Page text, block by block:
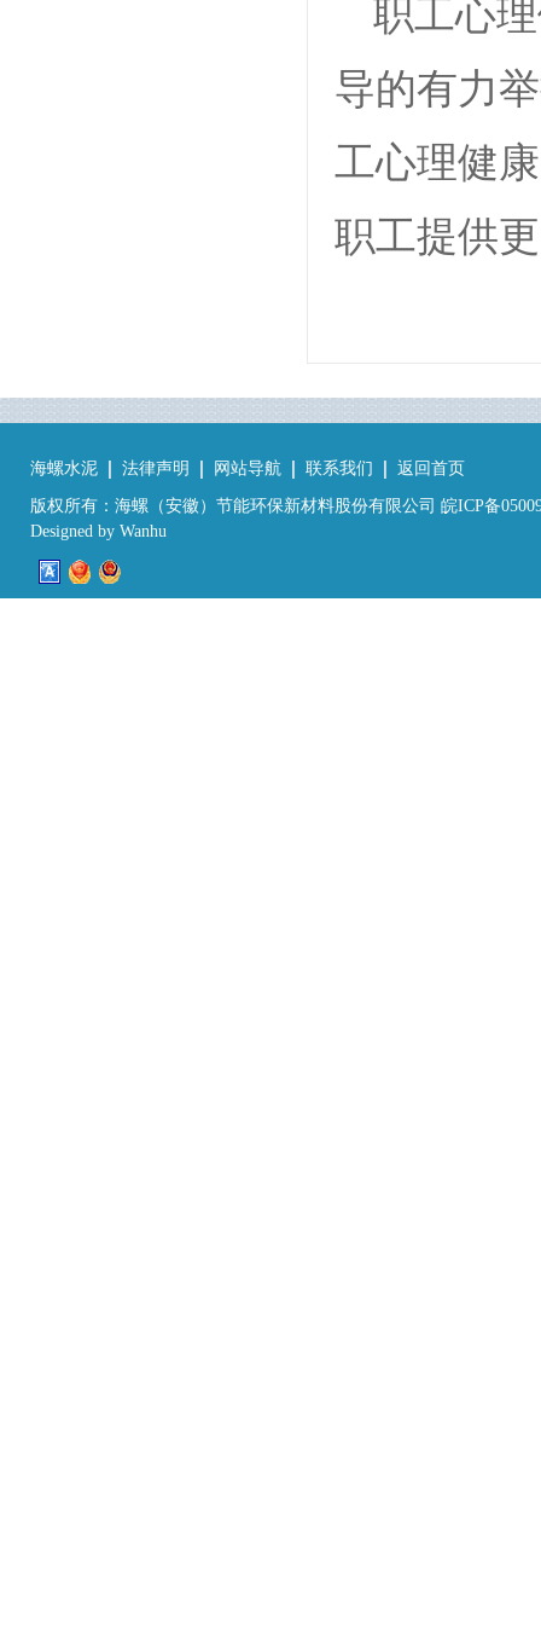
职工心
导的有力
工心理健
职工提供
海螺水泥 法律声明 网站导航 联系我们 返回首页
版权所有：海螺（安徽）节能环保新材料股份有限公司 皖ICP备
Designed by Wanhu